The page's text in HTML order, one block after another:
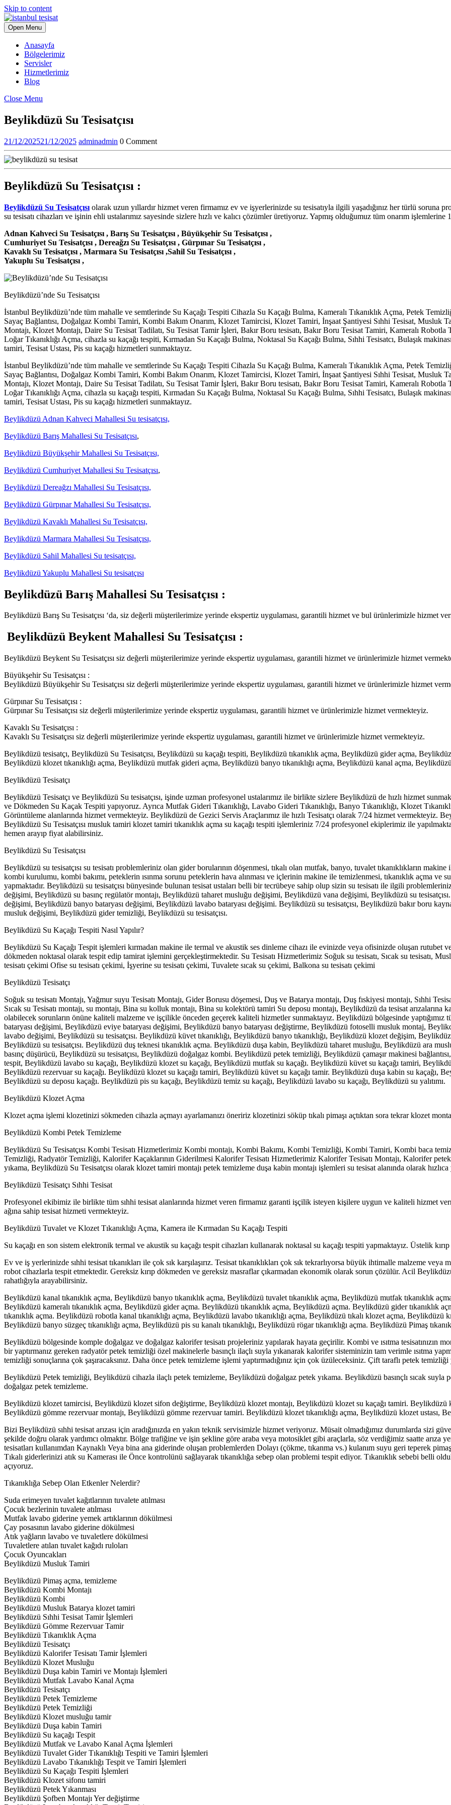
Skip to content
Open Menu
Anasayfa
Bölgelerimiz
Servisler
Hizmetlerimiz
Blog
Close Menu
Beylikdüzü Su Tesisatçısı
21/12/202521/12/2025 adminadmin 0 Comment
Beylikdüzü Su Tesisatçısı :
Beylikdüzü Su Tesisatçısı olarak uzun yıllardır hizmet veren firmamız ev ve işyerlerinizde su tesisatıyla ilgili yaşadığınız her türlü soruna
su tesisatı cihazları ve işinin ehli ustalarımız sayesinde sizlere hızlı ve kalıcı çözümler üretiyoruz. Yapmış olduğumuz tüm onarım işlemlerine
Adnan Kahveci Su Tesisatçısı , Barış Su Tesisatçısı , Büyükşehir Su Tesisatçısı ,
Cumhuriyet Su Tesisatçısı , Dereağzı Su Tesisatçısı , Gürpınar Su Tesisatçısı ,
Kavaklı Su Tesisatçısı , Marmara Su Tesisatçısı ,Sahil Su Tesisatçısı ,
Yakuplu Su Tesisatçısı ,
Beylikdüzü’nde Su Tesisatçısı
İstanbul Beylikdüzü’nde tüm mahalle ve semtlerinde Su Kaçağı Tespiti Cihazla Su Kaçağı Bulma, Kameralı Tıkanıklık Açma, Petek
Sayaç Bağlantısı, Doğalgaz Kombi Tamiri, Kombi Bakım Onarım, Klozet Tamircisi, Klozet Tamiri, İnşaat Şantiyesi Sıhhi Tesisat, Musluk
Montajı, Klozet Montajı, Daire Su Tesisat Tadilatı, Su Tesisat Tamir İşleri, Bakır Boru tesisatı, Bakır Boru Tesisat Tamiri, Kameralı Robotla
Loğar Tıkanıklığı Açma, cihazla su kaçağı tespiti, Kırmadan Su Kaçağı Bulma, Noktasal Su Kaçağı Bulma, Sıhhi Tesisatcı, Bulaşık
tamiri, Tesisat Ustası, Pis su kaçağı hizmetleri sunmaktayız.
İstanbul Beylikdüzü’nde tüm mahalle ve semtlerinde Su Kaçağı Tespiti Cihazla Su Kaçağı Bulma, Kameralı Tıkanıklık Açma, Petek
Sayaç Bağlantısı, Doğalgaz Kombi Tamiri, Kombi Bakım Onarım, Klozet Tamircisi, Klozet Tamiri, İnşaat Şantiyesi Sıhhi Tesisat, Musluk
Montajı, Klozet Montajı, Daire Su Tesisat Tadilatı, Su Tesisat Tamir İşleri, Bakır Boru tesisatı, Bakır Boru Tesisat Tamiri, Kameralı Robotla
Loğar Tıkanıklığı Açma, cihazla su kaçağı tespiti, Kırmadan Su Kaçağı Bulma, Noktasal Su Kaçağı Bulma, Sıhhi Tesisatcı, Bulaşık
tamiri, Tesisat Ustası, Pis su kaçağı hizmetleri sunmaktayız.
Beylikdüzü Adnan Kahveci Mahallesi Su tesisatçısı,
Beylikdüzü Barış Mahallesi Su Tesisatçısı,
Beylikdüzü Büyükşehir Mahallesi Su Tesisatçısı,
Beylikdüzü Cumhuriyet Mahallesi Su Tesisatçısı,
Beylikdüzü Dereağzı Mahallesi Su Tesisatçısı,
Beylikdüzü Gürpınar Mahallesi Su Tesisatçısı,
Beylikdüzü Kavaklı Mahallesi Su Tesisatçısı,
Beylikdüzü Marmara Mahallesi Su Tesisatçısı,
Beylikdüzü Sahil Mahallesi Su tesisatçısı,
Beylikdüzü Yakuplu Mahallesi Su tesisatçısı
Beylikdüzü Barış Mahallesi Su Tesisatçısı :
Beylikdüzü Barış Su Tesisatçısı ‘da, siz değerli müşterilerimize yerinde ekspertiz uygulaması, garantili hizmet ve bul ürünlerimizle hizmet
Beylikdüzü Beykent Mahallesi Su Tesisatçısı :
Beylikdüzü Beykent Su Tesisatçısı siz değerli müşterilerimize yerinde ekspertiz uygulaması, garantili hizmet ve ürünlerimizle hizmet
Büyükşehir Su Tesisatçısı :
Beylikdüzü Büyükşehir Su Tesisatçısı siz değerli müşterilerimize yerinde ekspertiz uygulaması, garantili hizmet ve ürünlerimizle hizmet
Gürpınar Su Tesisatçısı :
Gürpınar Su Tesisatçısı siz değerli müşterilerimize yerinde ekspertiz uygulaması, garantili hizmet ve ürünlerimizle hizmet vermekteyiz.
Kavaklı Su Tesisatçısı :
Kavaklı Su Tesisatçısı siz değerli müşterilerimize yerinde ekspertiz uygulaması, garantili hizmet ve ürünlerimizle hizmet vermekteyiz.
Beylikdüzü tesisatçı, Beylikdüzü Su Tesisatçısı, Beylikdüzü su kaçağı tespiti, Beylikdüzü tıkanıklık açma, Beylikdüzü gider açma,
Beylikdüzü klozet tıkanıklığı açma, Beylikdüzü mutfak gideri açma, Beylikdüzü banyo tıkanıklığı açma, Beylikdüzü kanal açma,
Beylikdüzü Tesisatçı
Beylikdüzü Tesisatçı ve Beylikdüzü Su tesisatçısı, işinde uzman profesyonel ustalarımız ile birlikte sizlere Beylikdüzü de hızlı hizmet
ve Dökmeden Su Kaçak Tespiti yapıyoruz. Ayrıca Mutfak Gideri Tıkanıklığı, Lavabo Gideri Tıkanıklığı, Banyo Tıkanıklığı, Klozet
Görüntüleme alanlarında hizmet vermekteyiz. Beylikdüzü de Gezici Servis Araçlarımız ile hızlı Tesisatçı olarak 7/24 hizmet vermekteyiz.
Beylikdüzü Su Tesisatçısı musluk tamiri klozet tamiri tıkanıklık açma su kaçağı tespiti işlemleriniz 7/24 profesyonel ekiplerimiz ile
hemen arayıp fiyat alabilirsiniz.
Beylikdüzü Su Tesisatçısı
Beylikdüzü su tesisatçısı su tesisatı problemleriniz olan gider borularının döşenmesi, tıkalı olan mutfak, banyo, tuvalet tıkanıklıkların
kombi kurulumu, kombi bakımı, peteklerin ısınma sorunu peteklerin hava alınması ve içlerinin makine ile temizlenmesi, tıkanıklık açma ve
yapmaktadır. Beylikdüzü su tesisatçısı bünyesinde bulunan tesisat ustaları belli bir tecrübeye sahip olup sizin su tesisatı ile ilgili
değişimi, Beylikdüzü su basınç regülatör montajı, Beylikdüzü taharet musluğu değişimi, Beylikdüzü vana değişimi, Beylikdüzü su
değişimi, Beylikdüzü banyo bataryası değişimi, Beylikdüzü lavabo bataryası değişimi. Beylikdüzü su tesisatçısı, Beylikdüzü bakır boru
musluk değişimi, Beylikdüzü gider temizliği, Beylikdüzü su tesisatçısı.
Beylikdüzü Su Kaçağı Tespiti Nasıl Yapılır?
Beylikdüzü Su Kaçağı Tespit işlemleri kırmadan makine ile termal ve akustik ses dinleme cihazı ile evinizde veya ofisinizde oluşan rutubet
dökmeden noktasal olarak tespit edip tamirat işlemini gerçekleştirmektedir. Su Tesisatı Hizmetlerimiz Soğuk su tesisatı, Sıcak su tesisatı,
tesisatı çekimi Ofise su tesisatı çekimi, İşyerine su tesisatı çekimi, Tuvalete sıcak su çekimi, Balkona su tesisatı çekimi
Beylikdüzü Tesisatçı
Soğuk su tesisatı Montajı, Yağmur suyu Tesisatı Montajı, Gider Borusu döşemesi, Duş ve Batarya montajı, Duş fıskiyesi montajı, Sıhhi
Sıcak su Tesisatı montajı, su montajı, Bina su kolluk montajı, Bina su kolektörü tamiri Su deposu montajı, Beylikdüzü da tesisat arızalarına
olabilecek sorunların önüne kaliteli malzeme ve işçilikle önceden geçerek kaliteli hizmetler sunmaktayız. Beylikdüzü bölgesinde yaptığımız
bataryası değişimi, Beylikdüzü eviye bataryası değişimi, Beylikdüzü banyo bataryası değiştirme, Beylikdüzü fotoselli musluk montaj,
lavabo değişimi, Beylikdüzü su tesisatçısı. Beylikdüzü küvet tıkanıklığı, Beylikdüzü banyo tıkanıklığı, Beylikdüzü klozet değişim,
Beylikdüzü su tesisatçısı. Beylikdüzü duş teknesi tıkanıklık açma. Beylikdüzü duşa kabin, Beylikdüzü taharet musluğu, Beylikdüzü ara
basınç düşürücü, Beylikdüzü su tesisatçısı, Beylikdüzü doğalgaz kombi. Beylikdüzü petek temizliği, Beylikdüzü çamaşır makinesi
tespit, Beylikdüzü lavabo su kaçağı, Beylikdüzü klozet su kaçağı, Beylikdüzü mutfak su kaçağı. Beylikdüzü küvet su kaçağı tamiri,
Beylikdüzü rezervuar su kaçağı. Beylikdüzü klozet su kaçağı tamiri, Beylikdüzü küvet su kaçağı tamir. Beylikdüzü duşa kabin su kaçağı,
Beylikdüzü su deposu kaçağı. Beylikdüzü pis su kaçağı, Beylikdüzü temiz su kaçağı, Beylikdüzü lavabo su kaçağı, Beylikdüzü su yalıtımı.
Beylikdüzü Klozet Açma
Klozet açma işlemi klozetinizi sökmeden cihazla açmayı ayarlamanızı öneririz klozetinizi söküp tıkalı pimaşı açtıktan sora tekrar klozet
Beylikdüzü Kombi Petek Temizleme
Beylikdüzü Su Tesisatçısı Kombi Tesisatı Hizmetlerimiz Kombi montajı, Kombi Bakımı, Kombi Temizliği, Kombi Tamiri, Kombi baca
Temizliği, Radyatör Temizliği, Kalorifer Kaçaklarının Giderilmesi Kalorifer Tesisatı Hizmetlerimiz Kalorifer Tesisatı Montajı, Kalorifer
yıkama, Beylikdüzü Su Tesisatçısı olarak klozet tamiri montajı petek temizleme duşa kabin montajı işlemleri su tesisat alanında olarak hızlıca
Beylikdüzü Tesisatçı Sıhhi Tesisat
Profesyonel ekibimiz ile birlikte tüm sıhhi tesisat alanlarında hizmet veren firmamız garanti işçilik isteyen kişilere uygun ve kaliteli hizmet
ağına sahip tesisat hizmeti vermekteyiz.
Beylikdüzü Tuvalet ve Klozet Tıkanıklığı Açma, Kamera ile Kırmadan Su Kaçağı Tespiti
Su kaçağı en son sistem elektronik termal ve akustik su kaçağı tespit cihazları kullanarak noktasal su kaçağı tespiti yapmaktayız. Üstelik
Ev ve iş yerlerinizde sıhhi tesisat tıkanıkları ile çok sık karşılaşırız. Tesisat tıkanıklıkları çok sık tekrarlıyorsa büyük ihtimalle malzeme veya
robot cihazlarla tespit etmektedir. Gereksiz kırıp dökmeden ve gereksiz masraflar çıkarmadan ekonomik olarak sorun çözülür. Acil Beylikdüzü
rahatlığıyla arayabilirsiniz.
Beylikdüzü kanal tıkanıklık açma, Beylikdüzü banyo tıkanıklık açma, Beylikdüzü tuvalet tıkanıklık açma, Beylikdüzü mutfak tıkanıklık
Beylikdüzü kameralı tıkanıklık açma, Beylikdüzü gider açma. Beylikdüzü tıkanıklık açma, Beylikdüzü açma. Beylikdüzü gider tıkanıklık
tıkanıklık açma. Beylikdüzü robotla kanal tıkanıklığı açma, Beylikdüzü lavabo tıkanıklığı açma, Beylikdüzü tıkalı klozet açma, Beylikdüzü
Beylikdüzü banyo süzgeç tıkanıklığı açma, Beylikdüzü pis su kanalı tıkanıklığı, Beylikdüzü rögar tıkanıklığı açma. Beylikdüzü Pimaş
Beylikdüzü bölgesinde komple doğalgaz ve doğalgaz kalorifer tesisatı projeleriniz yapılarak hayata geçirilir. Kombi ve ısıtma tesisatınızın
bir yaptırmanız gereken radyatör petek temizliği özel makinelerle basınçlı ilaçlı suyla yıkanarak kalorifer sisteminizin tam verimle ısıtma
temizliği sonuçlarına çok şaşıracaksınız. Daha önce petek temizleme işlemi yaptırmadığınız için çok üzüleceksiniz. Çift taraflı petek
Beylikdüzü Petek temizliği, Beylikdüzü cihazla ilaçlı petek temizleme, Beylikdüzü doğalgaz petek yıkama. Beylikdüzü basınçlı sıcak
doğalgaz petek temizleme.
Beylikdüzü klozet tamircisi, Beylikdüzü klozet sifon değiştirme, Beylikdüzü klozet montajı, Beylikdüzü klozet su kaçağı tamiri. Beylikdüzü
Beylikdüzü gömme rezervuar montajı, Beylikdüzü gömme rezervuar tamiri. Beylikdüzü klozet tıkanıklığı açma, Beylikdüzü klozet ustası,
Bizi Beylikdüzü sıhhi tesisat arızası için aradığınızda en yakın teknik servisimizle hizmet veriyoruz. Müsait olmadığımız durumlarda sizi
şekilde doğru olarak yardımcı olmaktır. Bölge trafiğine ve işin şekline göre araba veya motosiklet gibi araçlarla, söz verdiğimiz saatte arıza
tesisatları kullanımdan Kaynaklı Veya bina ana giderinde oluşan problemlerden Dolayı (çökme, tıkanma vs.) kulanım suyu geri teperek
Tıkalı giderlerinizi atık su Kamerası ile Önce kontrolünü sağlayarak tıkanıklığa sebep olan problemi tespit ediyor. Tıkanıklık sebebi belli
açıyoruz.
Tıkanıklığa Sebep Olan Etkenler Nelerdir?
Suda erimeyen tuvalet kağıtlarının tuvalete atılması
Çocuk bezlerinin tuvalete atılması
Mutfak lavabo giderine yemek artıklarının dökülmesi
Çay posasının lavabo giderine dökülmesi
Atık yağların lavabo ve tuvaletlere dökülmesi
Tuvaletlere atılan tuvalet kağıdı ruloları
Çocuk Oyuncakları
Beylikdüzü Musluk Tamiri
Beylikdüzü Pimaş açma, temizleme
Beylikdüzü Kombi Montajı
Beylikdüzü Kombi
Beylikdüzü Musluk Batarya klozet tamiri
Beylikdüzü Sıhhi Tesisat Tamir İşlemleri
Beylikdüzü Gömme Rezervuar Tamir
Beylikdüzü Tıkanıklık Açma
Beylikdüzü Tesisatçı
Beylikdüzü Kalorifer Tesisatı Tamir İşlemleri
Beylikdüzü Klozet Musluğu
Beylikdüzü Duşa kabin Tamiri ve Montajı İşlemleri
Beylikdüzü Mutfak Lavabo Kanal Açma
Beylikdüzü Tesisatçı
Beylikdüzü Petek Temizleme
Beylikdüzü Petek Temizliği
Beylikdüzü Klozet musluğu tamir
Beylikdüzü Duşa kabin Tamiri
Beylikdüzü Su kaçağı Tespit
Beylikdüzü Mutfak ve Lavabo Kanal Açma İşlemleri
Beylikdüzü Tuvalet Gider Tıkanıklığı Tespiti ve Tamiri İşlemleri
Beylikdüzü Lavabo Tıkanıklığı Tespit ve Tamiri İşlemleri
Beylikdüzü Su Kaçağı Tespiti İşlemleri
Beylikdüzü Klozet sifonu tamiri
Beylikdüzü Petek Yıkanması
Beylikdüzü Şofben Montajı Yer değiştirme